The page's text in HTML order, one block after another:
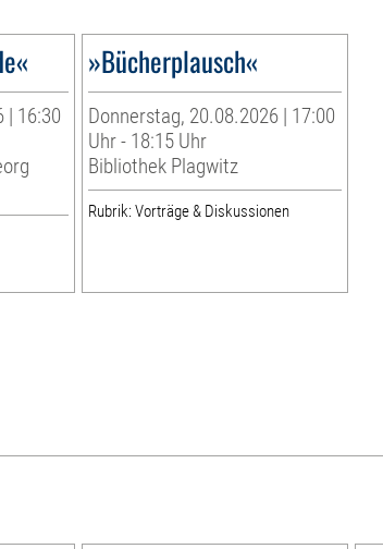
| 16:30
»Bücherplausch«
Donnerstag, 20.08.2026 | 17:00
Uhr - 18:15 Uhr
Bibliothek Plagwitz
Rubrik: Vorträge & Diskussionen